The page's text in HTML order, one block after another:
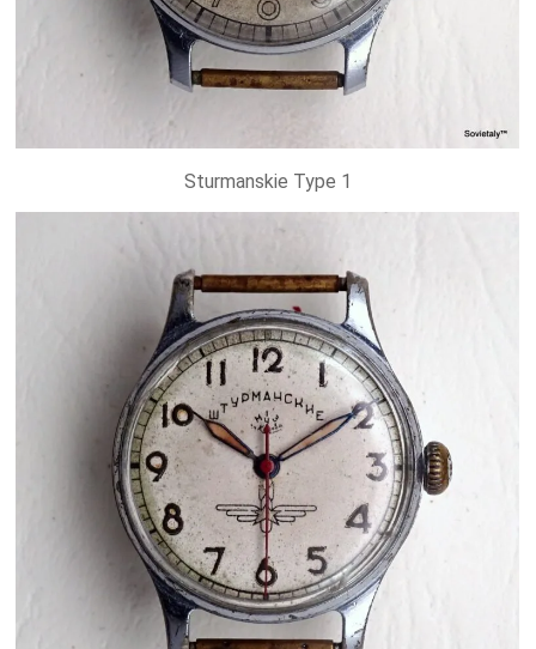
Sturmanskie Type 1